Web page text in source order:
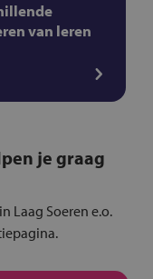
van leren
je graag
Laag Soeren e.o.